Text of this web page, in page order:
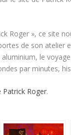
Roger », ce site
de son atelier
le
par minutes,
Patrick Roger.